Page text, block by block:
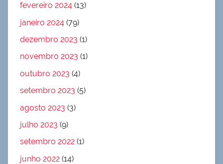
fevereiro 2024 (13)
janeiro 2024 (79)
dezembro 2023 (1)
novembro 2023 (1)
outubro 2023 (4)
setembro 2023 (5)
agosto 2023 (3)
julho 2023 (9)
setembro 2022 (1)
junho 2022 (14)